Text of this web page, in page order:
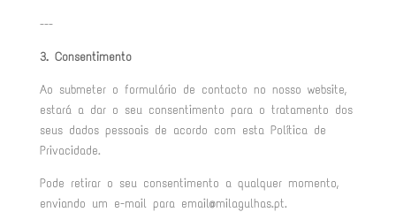
---
3. Consentimento
Ao submeter o formulário de contacto no nosso website,
estará a dar o seu consentimento para o tratamento dos
seus dados pessoais de acordo com esta Política de
Privacidade.
Pode retirar o seu consentimento a qualquer momento,
enviando um e-mail para email@milagulhas.pt.